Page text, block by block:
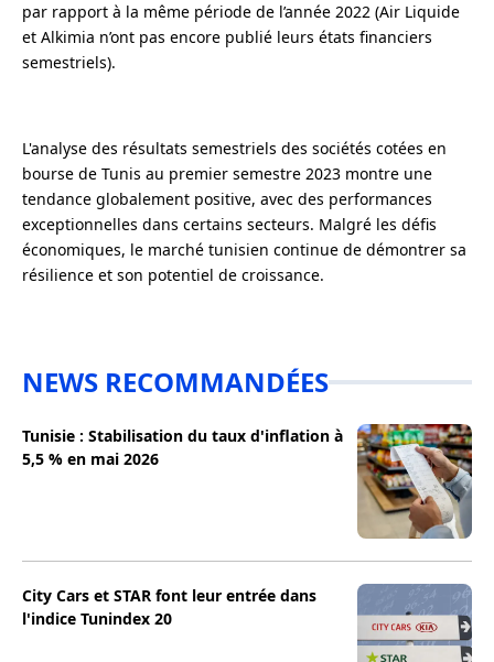
par rapport à la même période de l’année 2022 (Air Liquide
et Alkimia n’ont pas encore publié leurs états financiers
semestriels).
L'analyse des résultats semestriels des sociétés cotées en
bourse de Tunis au premier semestre 2023 montre une
tendance globalement positive, avec des performances
exceptionnelles dans certains secteurs. Malgré les défis
économiques, le marché tunisien continue de démontrer sa
résilience et son potentiel de croissance.
NEWS RECOMMANDÉES
Tunisie : Stabilisation du taux d'inflation à
5,5 % en mai 2026
City Cars et STAR font leur entrée dans
l'indice Tunindex 20